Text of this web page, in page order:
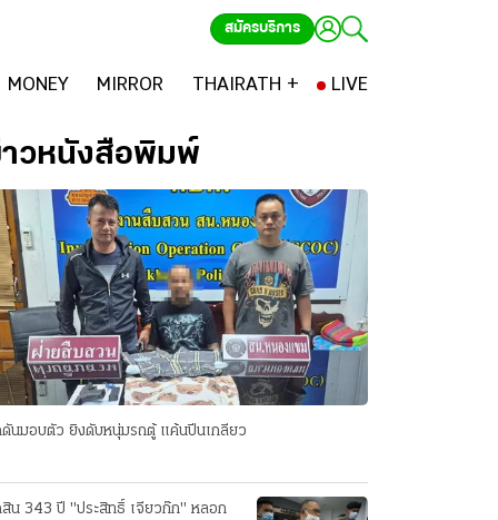
สมัครบริการ
MONEY MIRROR THAIRATH + LIVE
วหนังสือพิมพ์
นมอบตัว ยิงดับหนุ่มรถตู้ แค้นปีนเกลียว
น 343 ปี "ประสิทธิ์ เจียวก๊ก" หลอก